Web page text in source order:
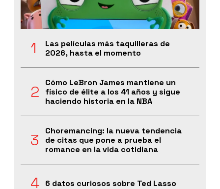
Las películas más taquilleras de
2026, hasta el momento
Cómo LeBron James mantiene un
físico de élite a los 41 años y sigue
haciendo historia en la NBA
Choremancing: la nueva tendencia
de citas que pone a prueba el
romance en la vida cotidiana
6 datos curiosos sobre Ted Lasso